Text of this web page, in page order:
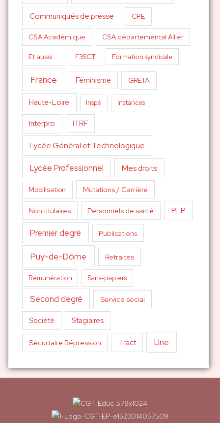
Communiqués de presse CPE
CSA Académique CSA départemental Allier
Et aussi... F3SCT Formation syndicale
France Féminisme GRETA
Haute-Loire Inspé Instances
Interpro ITRF
Lycée Général et Technologique
Lycée Professionnel Mes droits
Mobilisation Mutations / Carrière
Non titulaires Personnels de santé PLP
Premier degré Publications
Puy-de-Dôme Retraites
Rémunération Sans-papiers
Second degré Service social
Société Stagiaires
Sécurtaire Répression Tract Une